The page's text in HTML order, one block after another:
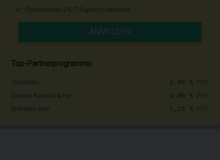
Persönlicher 24/7 Support inklusive
ANMELDEN
Top-Partnerprogramme:
Topdrinks 4,90 %
Dormio Resorts & Ho... 4,00 %
Emirates.com 1,25 %